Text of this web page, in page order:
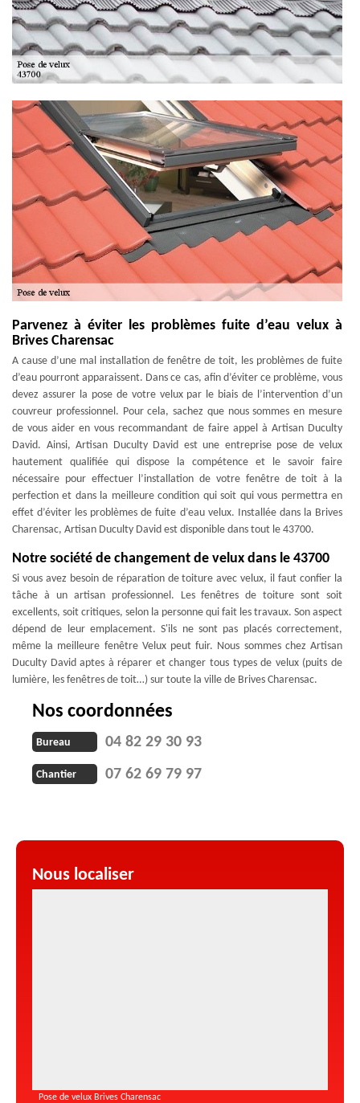
Parvenez à éviter les problèmes fuite d’eau velux à
Brives Charensac
A cause d’une mal installation de fenêtre de toit, les problèmes de fuite
d’eau pourront apparaissent. Dans ce cas, afin d’éviter ce problème, vous
devez assurer la pose de votre velux par le biais de l’intervention d’un
couvreur professionnel. Pour cela, sachez que nous sommes en mesure
de vous aider en vous recommandant de faire appel à Artisan Duculty
David. Ainsi, Artisan Duculty David est une entreprise pose de velux
hautement qualifiée qui dispose la compétence et le savoir faire
nécessaire pour effectuer l’installation de votre fenêtre de toit à la
perfection et dans la meilleure condition qui soit qui vous permettra en
effet d’éviter les problèmes de fuite d’eau velux. Installée dans la Brives
Charensac, Artisan Duculty David est disponible dans tout le 43700.
Notre société de changement de velux dans le 43700
Si vous avez besoin de réparation de toiture avec velux, il faut confier la
tâche à un artisan professionnel. Les fenêtres de toiture sont soit
excellents, soit critiques, selon la personne qui fait les travaux. Son aspect
dépend de leur emplacement. S'ils ne sont pas placés correctement,
même la meilleure fenêtre Velux peut fuir. Nous sommes chez Artisan
Duculty David aptes à réparer et changer tous types de velux (puits de
lumière, les fenêtres de toit…) sur toute la ville de Brives Charensac.
Nos coordonnées
Bureau 04 82 29 30 93
Chantier 07 62 69 79 97
Nous localiser
Pose de velux Brives Charensac